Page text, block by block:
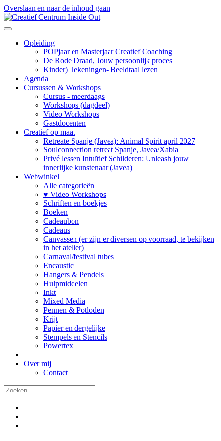
Overslaan en naar de inhoud gaan
Opleiding
POPjaar en Masterjaar Creatief Coaching
De Rode Draad, Jouw persoonlijk proces
Kinder) Tekeningen- Beeldtaal lezen
Agenda
Cursussen & Workshops
Cursus - meerdaags
Workshops (dagdeel)
Video Workshops
Gastdocenten
Creatief op maat
Retreate Spanje (Javea): Animal Spirit april 2027
Soulconnection retreat Spanje, Javea/Xabia
Privé lessen Intuïtief Schilderen: Unleash jouw
innerlijke kunstenaar (Javea)
Webwinkel
Alle categorieën
♥ Video Workshops
Schriften en boekjes
Boeken
Cadeaubon
Cadeaus
Canvassen (er zijn er diversen op voorraad, te bekijken
in het atelier)
Carnaval/festival tubes
Encaustic
Hangers & Pendels
Hulpmiddelen
Inkt
Mixed Media
Pennen & Potloden
Krijt
Papier en dergelijke
Stempels en Stencils
Powertex
Over mij
Contact